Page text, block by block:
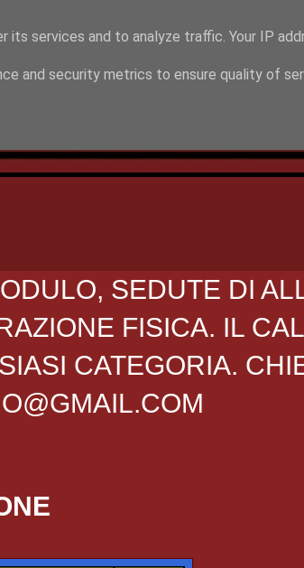
SEDUTE DI
FISICA. IL
CATEGORIA.
services and to analyze traffic. Your IP
and security metrics to ensure quality of